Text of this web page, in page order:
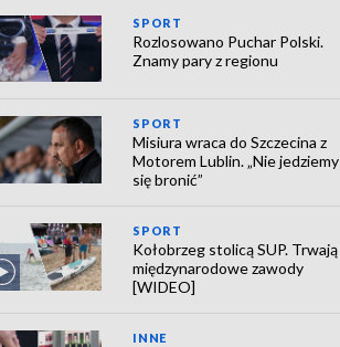
SPORT
Rozlosowano Puchar Polski.
Znamy pary z regionu
SPORT
Misiura wraca do Szczecina z
Motorem Lublin. „Nie jedziemy
się bronić”
SPORT
Kołobrzeg stolicą SUP. Trwają
międzynarodowe zawody
[WIDEO]
INNE